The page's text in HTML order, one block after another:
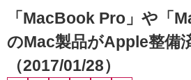
「MacBook Pro」や「
のMac製品がApple整備
（2017/01/28）